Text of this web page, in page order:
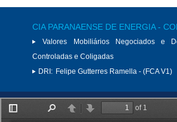
CIA PARANAENSE DE ENERGIA -
Valores Mobiliários Negociados e
Controladas e Coligadas
DRI: Felipe Gutterres Ramella - (FCA V1)